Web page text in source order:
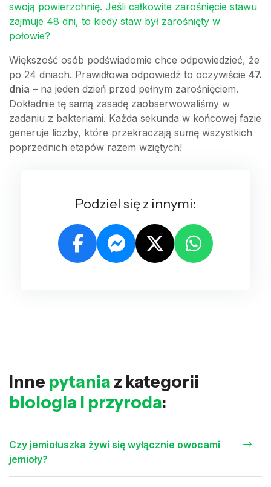
swoją powierzchnię. Jeśli całkowite zarośnięcie stawu
zajmuje 48 dni, to kiedy staw był zarośnięty w
połowie?
Większość osób podświadomie chce odpowiedzieć, że
po 24 dniach. Prawidłowa odpowiedź to oczywiście 47.
dnia – na jeden dzień przed pełnym zarośnięciem.
Dokładnie tę samą zasadę zaobserwowaliśmy w
zadaniu z bakteriami. Każda sekunda w końcowej fazie
generuje liczby, które przekraczają sumę wszystkich
poprzednich etapów razem wziętych!
Podziel się z innymi:
Inne pytania z kategorii
biologia i przyroda:
Czy jemiołuszka żywi się wyłącznie owocami
jemioły?